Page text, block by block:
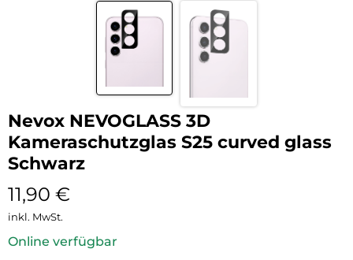
Nevox NEVOGLASS 3D
Kameraschutzglas S25 curved glass
Schwarz
11,90 €
inkl. MwSt.
Online verfügbar